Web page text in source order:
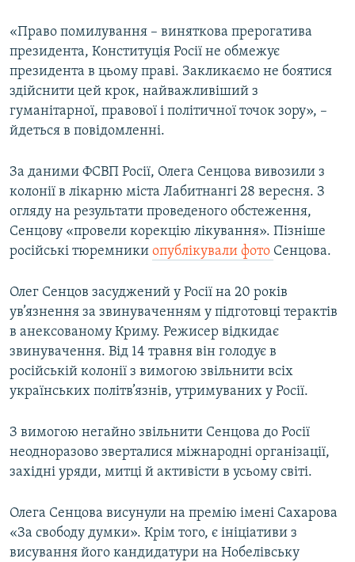
«Право помилування – виняткова прерогатива
президента, Конституція Росії не обмежує
президента в цьому праві. Закликаємо не боятися
здійснити цей крок, найважливіший з
гуманітарної, правової і політичної точок зору», –
йдеться в повідомленні.
За даними ФСВП Росії, Олега Сенцова вивозили з
колонії в лікарню міста Лабитнангі 28 вересня. З
огляду на результати проведеного обстеження,
Сенцову «провели корекцію лікування». Пізніше
російські тюремники опублікували фото Сенцова.​
Олег Сенцов засуджений у Росії на 20 років
ув’язнення за звинуваченням у підготовці терактів
в анексованому Криму. Режисер відкидає
звинувачення. Від 14 травня він голодує в
російській колонії з вимогою звільнити всіх
українських політв’язнів, утримуваних у Росії.
З вимогою негайно звільнити Сенцова до Росії
неодноразово зверталися міжнародні організації,
західні уряди, митці й активісти в усьому світі.
Олега Сенцова висунули на премію імені Сахарова
«За свободу думки». Крім того, є ініціативи з
висування його кандидатури на Нобелівську